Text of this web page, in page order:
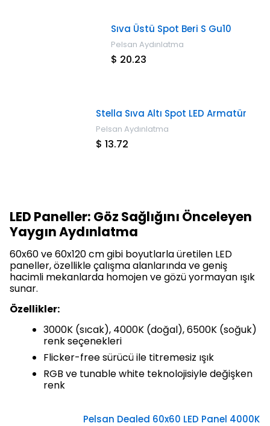
Sıva Üstü Spot Beri S Gu10
Pelsan Aydınlatma
$ 20.23
Stella Sıva Altı Spot LED Armatür
Pelsan Aydınlatma
$ 13.72
LED Paneller: Göz Sağlığını Önceleyen
Yaygın Aydınlatma
60x60 ve 60x120 cm gibi boyutlarla üretilen LED
paneller, özellikle çalışma alanlarında ve geniş
hacimli mekanlarda homojen ve gözü yormayan ışık
sunar.
Özellikler:
3000K (sıcak), 4000K (doğal), 6500K (soğuk)
renk seçenekleri
Flicker-free sürücü ile titremesiz ışık
RGB ve tunable white teknolojisiyle değişken
renk
Pelsan Dealed 60x60 LED Panel 4000K